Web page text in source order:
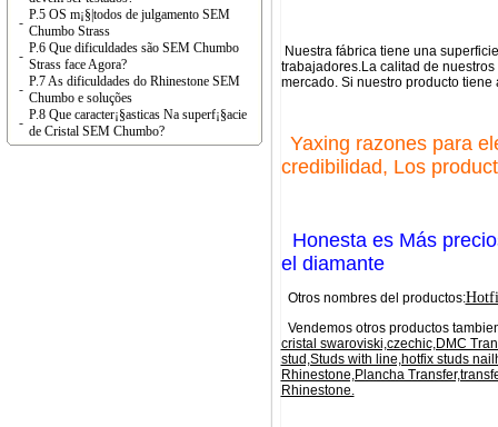
- P.5 OS m¡§|todos de julgamento SEM
Chumbo Strass
- P.6 Que dificuldades são SEM Chumbo
Strass face Agora?
- P.7 As dificuldades do Rhinestone SEM
Chumbo e soluções
- P.8 Que caracter¡§asticas Na superf¡§acie
de Cristal SEM Chumbo?
Nuestra fábrica tiene una
trabajadores.La calitad de
mercado. Si nuestro producto
Yaxing razones para
credibilidad, Los
Honesta es Más
el diamante
Otros nombres del productos:
Vendemos otros productos
cristal swaroviski,czechic,DMC
stud,Studs with line,hotfix studs
Rhinestone,Plancha
Rhinestone.